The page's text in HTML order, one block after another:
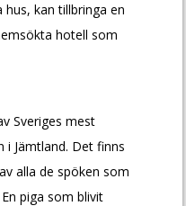
kan tillbringa en
hotell som
Sveriges mest
i Jämtland. Det finns
alla de spöken som
piga som blivit